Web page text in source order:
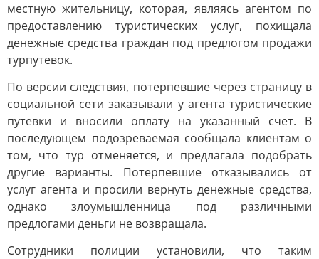
местную жительницу, которая, являясь агентом по
предоставлению туристических услуг, похищала
денежные средства граждан под предлогом продажи
турпутевок.
По версии следствия, потерпевшие через страницу в
социальной сети заказывали у агента туристические
путевки и вносили оплату на указанный счет. В
последующем подозреваемая сообщала клиентам о
том, что тур отменяется, и предлагала подобрать
другие варианты. Потерпевшие отказывались от
услуг агента и просили вернуть денежные средства,
однако злоумышленница под различными
предлогами деньги не возвращала.
Сотрудники полиции установили, что таким